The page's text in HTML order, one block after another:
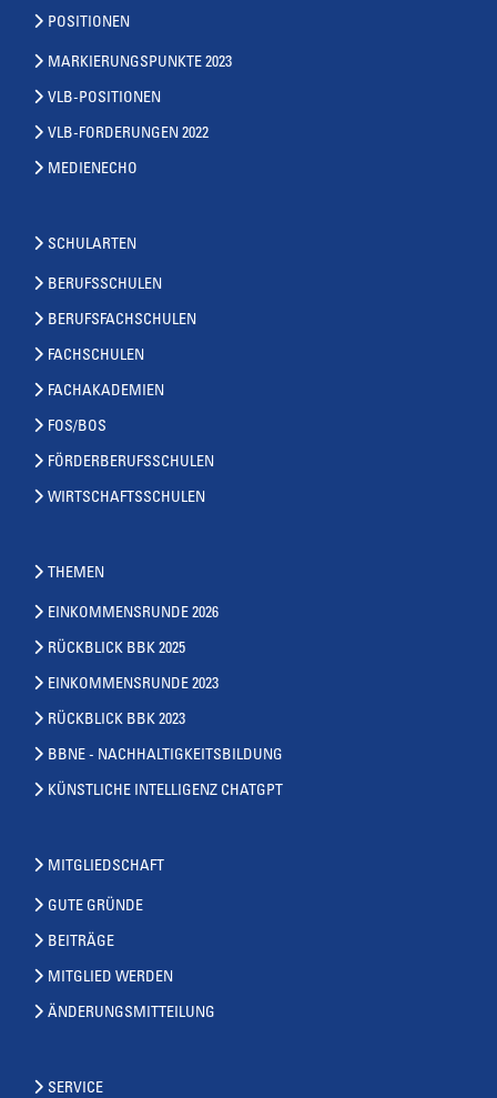
POSITIONEN
MARKIERUNGSPUNKTE 2023
VLB-POSITIONEN
VLB-FORDERUNGEN 2022
MEDIENECHO
SCHULARTEN
BERUFSSCHULEN
BERUFSFACHSCHULEN
FACHSCHULEN
FACHAKADEMIEN
FOS/BOS
FÖRDERBERUFSSCHULEN
WIRTSCHAFTSSCHULEN
THEMEN
EINKOMMENSRUNDE 2026
RÜCKBLICK BBK 2025
EINKOMMENSRUNDE 2023
RÜCKBLICK BBK 2023
BBNE - NACHHALTIGKEITSBILDUNG
KÜNSTLICHE INTELLIGENZ CHATGPT
MITGLIEDSCHAFT
GUTE GRÜNDE
BEITRÄGE
MITGLIED WERDEN
ÄNDERUNGSMITTEILUNG
SERVICE